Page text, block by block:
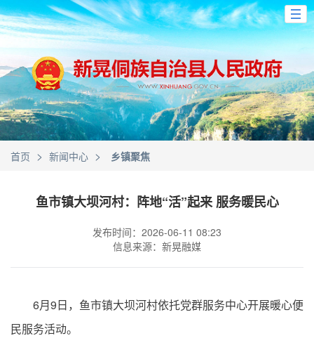
首页 > 新闻中心 > 乡镇聚焦
鱼市镇大坝河村：阵地“活”起来 服务暖民心
发布时间：2026-06-11 08:23
信息来源：新晃融媒
6月9日，鱼市镇大坝河村依托党群服务中心开展暖心便
民服务活动。